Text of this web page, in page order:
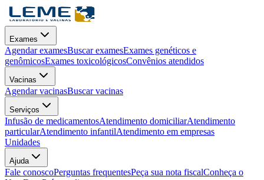
Exames
Agendar examesBuscar examesExames genéticos e
genômicosExames toxicológicosConvênios atendidos
Vacinas
Agendar vacinasBuscar vacinas
Serviços
Infusão de medicamentosAtendimento domiciliarAtendimento
particularAtendimento infantilAtendimento em empresas
Unidades
Ajuda
Fale conoscoPerguntas frequentesPeça sua nota fiscalConheça o